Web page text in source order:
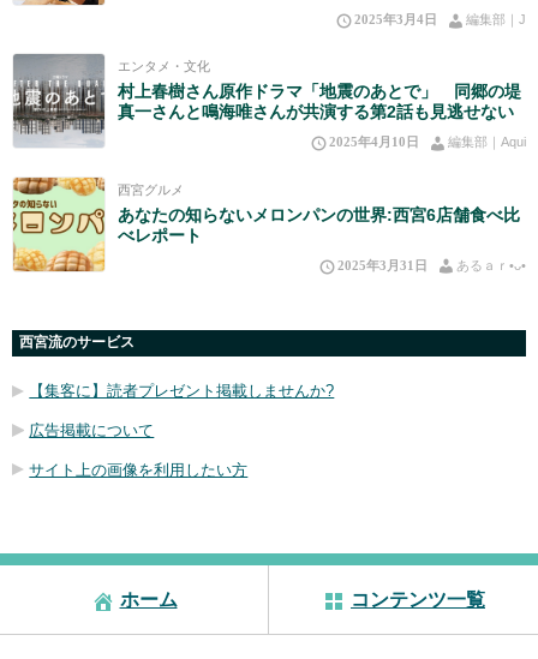
2025年3月4日 編集部｜J
エンタメ・文化
村上春樹さん原作ドラマ「地震のあとで」 同郷の堤
真一さんと鳴海唯さんが共演する第2話も見逃せない
2025年4月10日 編集部｜Aqui
西宮グルメ
あなたの知らないメロンパンの世界:西宮6店舗食べ比
べレポート
2025年3月31日 あるａｒ•⁠ᴗ⁠•⁠
西宮流のサービス
【集客に】読者プレゼント掲載しませんか?
広告掲載について
サイト上の画像を利用したい方
ホーム コンテンツ一覧